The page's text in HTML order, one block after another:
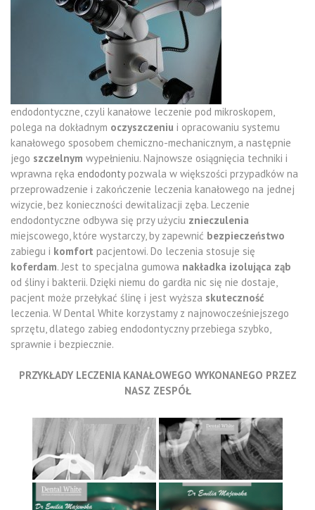
endodontyczne, czyli kanałowe leczenie pod mikroskopem,
polega na dokładnym oczyszczeniu i opracowaniu systemu
kanałowego sposobem chemiczno-mechanicznym, a następnie
jego szczelnym wypełnieniu. Najnowsze osiągnięcia techniki i
wprawna ręka endodontypozwala w większości przypadków na
przeprowadzenie i zakończenie leczenia kanałowego na jednej
wizycie, bez konieczności dewitalizacji zęba. Leczenie
endodontyczne odbywa się przy użyciu znieczulenia
miejscowego, które wystarczy, by zapewnić bezpieczeństwo
zabiegu i komfort pacjentowi. Do leczenia stosuje się
koferdam. Jest to specjalna gumowa nakładka izolująca ząb
od śliny i bakterii. Dzięki niemu do gardła nic się nie dostaje,
pacjent może przełykać ślinę i jest wyższa skuteczność
leczenia. W Dental White korzystamy z najnowocześniejszego
sprzętu, dlatego zabieg endodontyczny przebiega szybko,
sprawnie i bezpiecznie.
PRZYKŁADY LECZENIA KANAŁOWEGO WYKONANEGO PRZEZ
NASZ ZESPÓŁ